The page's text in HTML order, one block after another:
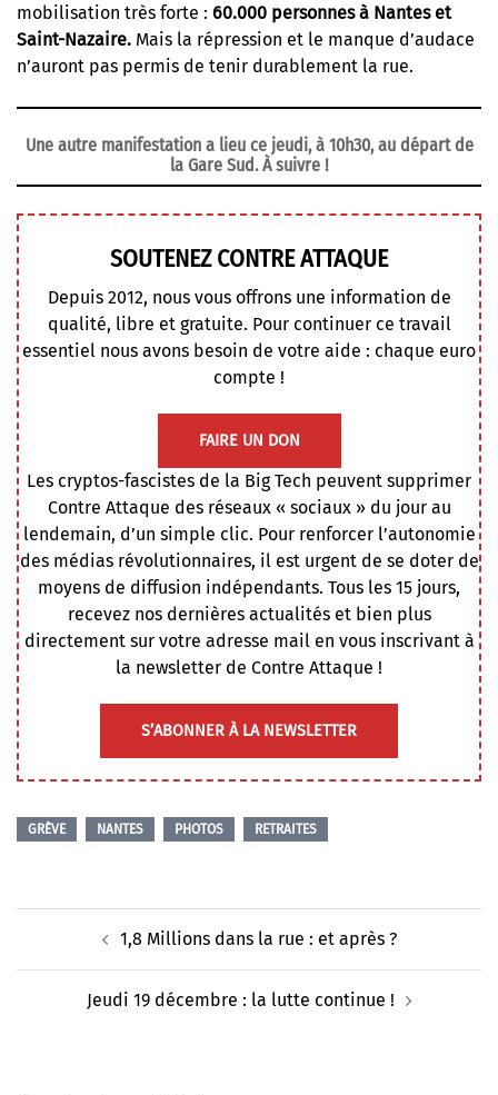
mobilisation très forte : 60.000 personnes à Nantes et
Saint-Nazaire. Mais la répression et le manque d’audace
n’auront pas permis de tenir durablement la rue.
Une autre manifestation a lieu ce jeudi, à 10h30, au départ de
la Gare Sud. À suivre !
SOUTENEZ CONTRE ATTAQUE
Depuis 2012, nous vous offrons une information de
qualité, libre et gratuite. Pour continuer ce travail
essentiel nous avons besoin de votre aide : chaque euro
compte !
FAIRE UN DON
Les cryptos-fascistes de la Big Tech peuvent supprimer
Contre Attaque des réseaux « sociaux » du jour au
lendemain, d’un simple clic. Pour renforcer l’autonomie
des médias révolutionnaires, il est urgent de se doter de
moyens de diffusion indépendants. Tous les 15 jours,
recevez nos dernières actualités et bien plus
directement sur votre adresse mail en vous inscrivant à
la newsletter de Contre Attaque !
S’ABONNER À LA NEWSLETTER
GRÈVE NANTES PHOTOS RETRAITES
1,8 Millions dans la rue : et après ?
Jeudi 19 décembre : la lutte continue !